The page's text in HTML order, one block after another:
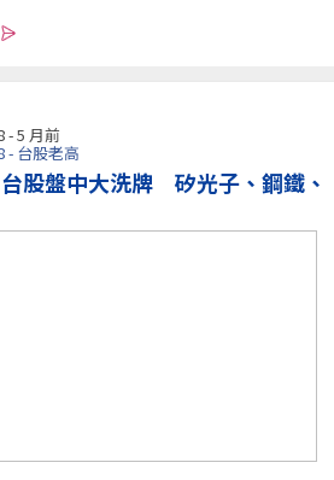
- 5 月前
- 台股老高
股盤中大洗牌 矽光子、鋼鐵、